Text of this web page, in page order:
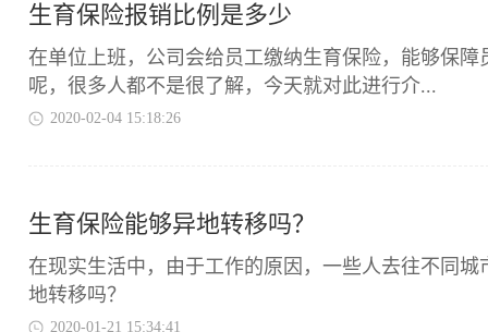
生育保险报销比例是多少
在单位上班，公司会给员工缴纳生育保险，能够保
呢，很多人都不是很了解，今天就对此进行介...
2020-02-04 15:18:26
生育保险能够异地转移吗？
在现实生活中，由于工作的原因，一些人去往不同
地转移吗？
2020-01-21 15:34:41